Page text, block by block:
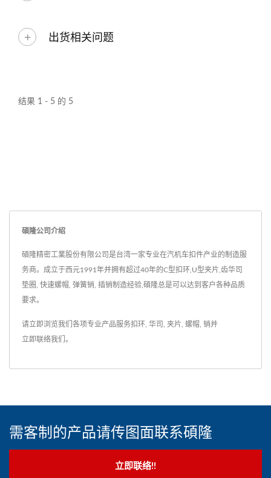
出货相关问题
结果 1 - 5 的 5
碩隆公司介绍
碩隆精密工業股份有限公司是台湾一家专业在汽机车扣件产业的制造服
务商。成立于西元1991年并拥有超过40年的C型扣环,U型夹片,齿华司
垫圈, 快速螺帽, 弹簧销, 插销制造经验,碩隆总是可以达到客户各种品质
要求。
请立即浏览我们各项专业产品服务扣环 华司 夹片 螺帽 销并
立即联络我们 。
需客制的产品请传图面联系碩隆
立即联络!!